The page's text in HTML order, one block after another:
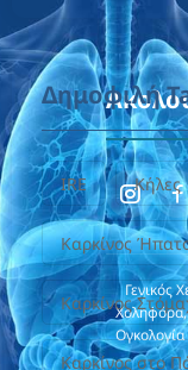
Δημοφιλή
IRE Κήλες
Καρκίνος
Καρκίνος
Καρκίνος στο
Γενικός
Χοληφόρα,
Ογκολογία